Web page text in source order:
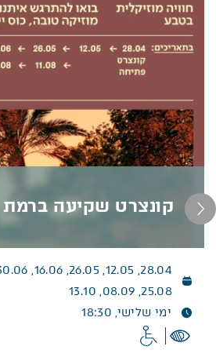
קונצרט שקיעה ברמת
קונצרט שקיעה ברמת הנדיב
חוויה מוזיקלית בטבע, בלב הגנים
בחודשים אפריל- אוקטובר, יתקיימו
בואו להתרגש איתנו בערב אינטימי
25.08, 08.09, 13.10
ימי שלישי, 18:30